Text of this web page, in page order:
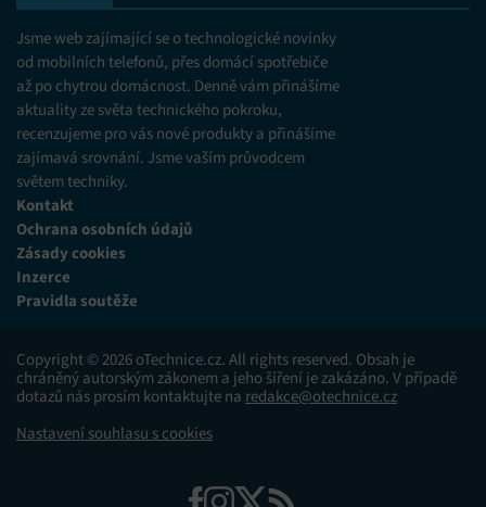
Jsme web zajímající se o technologické novinky
od mobilních telefonů, přes domácí spotřebiče
až po chytrou domácnost. Denně vám přinášíme
aktuality ze světa technického pokroku,
recenzujeme pro vás nové produkty a přinášíme
zajímavá srovnání. Jsme vaším průvodcem
světem techniky.
Kontakt
Ochrana osobních údajů
Zásady cookies
Inzerce
Pravidla soutěže
Copyright © 2026 oTechnice.cz. All rights reserved. Obsah je
chráněný autorským zákonem a jeho šíření je zakázáno. V případě
dotazů nás prosím kontaktujte na redakce@otechnice.cz
Nastavení souhlasu s cookies